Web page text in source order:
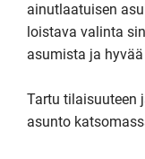
ainutlaatuisen
loistava valinta
asumista ja
Tartu tilaisuuteen
asunto